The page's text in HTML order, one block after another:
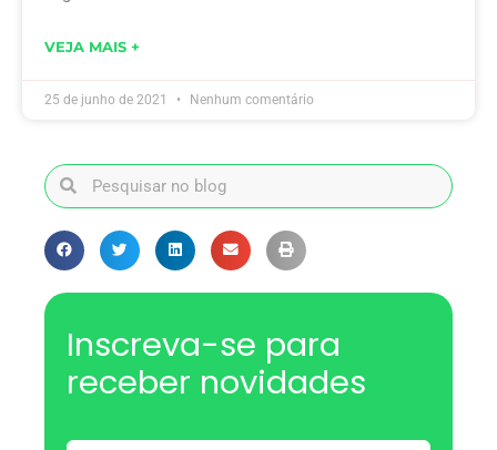
VEJA MAIS +
25 de junho de 2021 Nenhum comentário
Inscreva-se para
receber novidades